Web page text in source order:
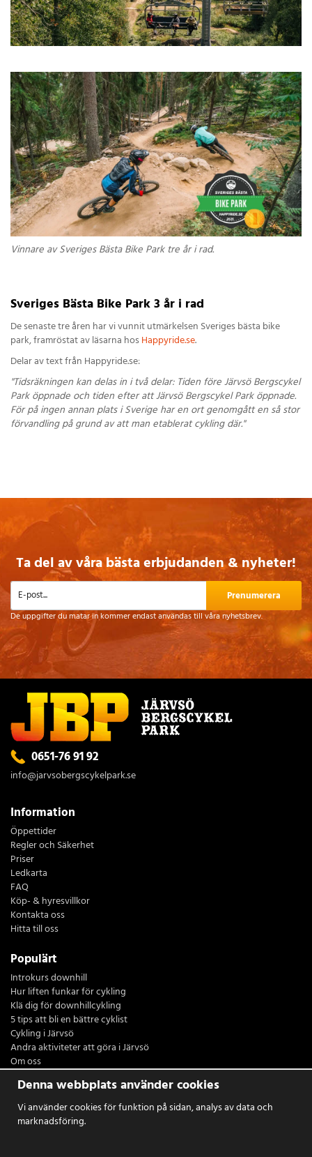
Vinnare av Sveriges Bästa Bike Park tre år i rad.
Sveriges Bästa Bike Park 3 år i rad
De senaste tre åren har vi vunnit utmärkelsen Sveriges bästa bike
park, framröstat av läsarna hosHappyride.se.
Delar av text från Happyride.se:
"Tidsräkningen kan delas in i två delar: Tiden före Järvsö Bergscykel
Park öppnade och tiden efter att Järvsö Bergscykel Park öppnade.
För på ingen annan plats i Sverige har en ort genomgått en så stor
förvandling på grund av att man etablerat cykling där."
Ta del av våra bästa erbjudanden & nyheter!
Prenumerera
De uppgifter du matar in kommer endast användas till våra nyhetsbrev.
0651-76 91 92
info@jarvsobergscykelpark.se
Information
Öppettider
Regler och Säkerhet
Priser
Ledkarta
FAQ
Köp- & hyresvillkor
Kontakta oss
Hitta till oss
Populärt
Introkurs downhill
Hur liften funkar för cykling
Klä dig för downhillcykling
5 tips att bli en bättre cyklist
Cykling i Järvsö
Andra aktiviteter att göra i Järvsö
Om oss
Logga in
Denna webbplats använder cookies
Vi använder cookies för funktion på sidan, analys av data och
marknadsföring.